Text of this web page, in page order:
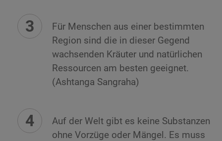
Für Menschen aus einer bestimmten
Region sind die in dieser Gegend
wachsenden Kräuter und natürlichen
Ressourcen am besten geeignet.
(Ashtanga Sangraha)
Auf der Welt gibt es keine Substanzen
ohne Vorzüge oder Mängel. Es muss